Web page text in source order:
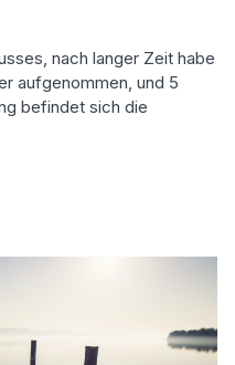
nach langer Zeit habe
aufgenommen, und 5
befindet sich die